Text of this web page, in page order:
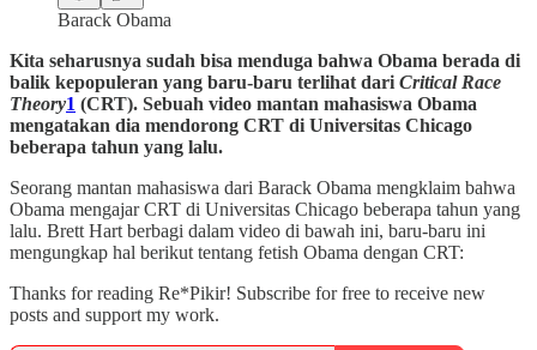
Barack Obama
Kita seharusnya sudah bisa menduga bahwa Obama berada di
balik kepopuleran yang baru-baru terlihat dari Critical Race
Theory1 (CRT). Sebuah video mantan mahasiswa Obama
mengatakan dia mendorong CRT di Universitas Chicago
beberapa tahun yang lalu.
Seorang mantan mahasiswa dari Barack Obama mengklaim bahwa
Obama mengajar CRT di Universitas Chicago beberapa tahun yang
lalu. Brett Hart berbagi dalam video di bawah ini, baru-baru ini
mengungkap hal berikut tentang fetish Obama dengan CRT:
Thanks for reading Re*Pikir! Subscribe for free to receive new
posts and support my work.